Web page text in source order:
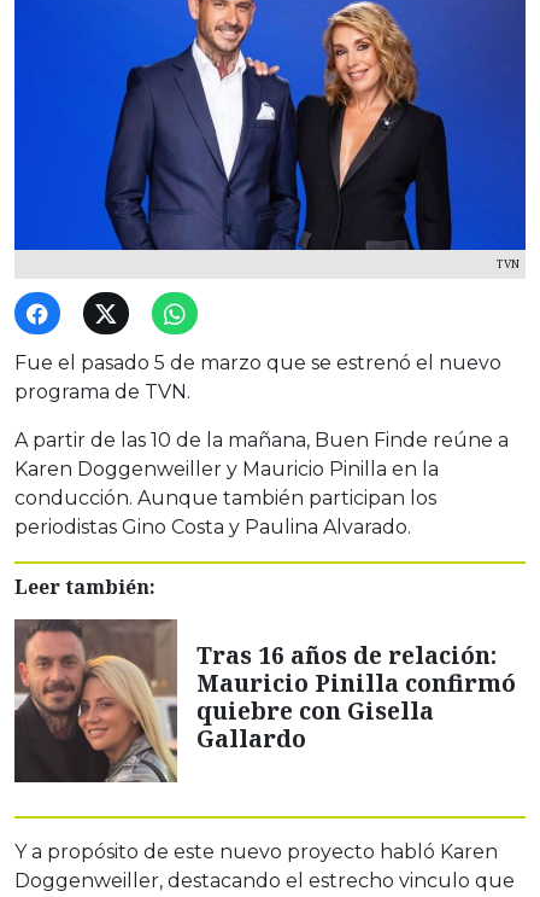
TVN
Fue el pasado 5 de marzo que se estrenó el nuevo
programa de TVN.
A partir de las 10 de la mañana, Buen Finde reúne a
Karen Doggenweiller y Mauricio Pinilla en la
conducción. Aunque también participan los
periodistas Gino Costa y Paulina Alvarado.
Leer también:
Tras 16 años de relación:
Mauricio Pinilla confirmó
quiebre con Gisella
Gallardo
Y a propósito de este nuevo proyecto habló Karen
Doggenweiller, destacando el estrecho vinculo que